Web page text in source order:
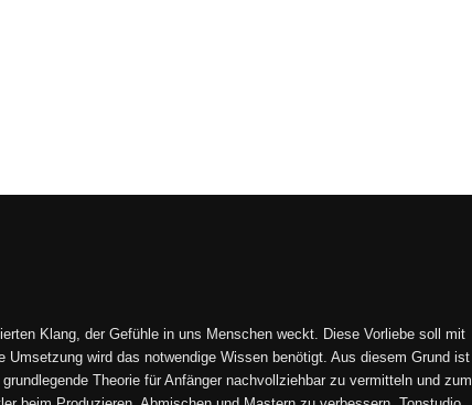
Klang, der Gefühle in uns Menschen weckt. Diese Vorliebe soll mit
Umsetzung wird das notwendige Wissen benötigt. Aus diesem Grund ist
Theorie für Anfänger nachvollziehbar zu vermitteln und zum